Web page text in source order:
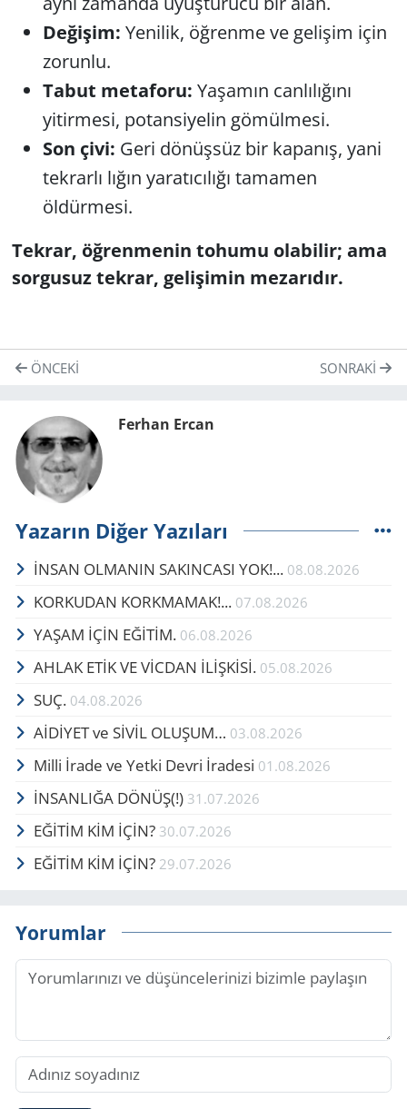
Değişim: Yenilik, öğrenme ve gelişim için
zorunlu.
Tabut metaforu: Yaşamın canlılığını
yitirmesi, potansiyelin gömülmesi.
Son çivi: Geri dönüşsüz bir kapanış, yani
tekrarlı lığın yaratıcılığı tamamen
öldürmesi.
Tekrar, öğrenmenin tohumu olabilir; ama
sorgusuz tekrar, gelişimin mezarıdır.
ÖNCEKI SONRAKI
Ferhan Ercan
Yazarın Diğer Yazıları
İNSAN OLMANIN SAKINCASI YOK!... 08.08.2026
KORKUDAN KORKMAMAK!... 07.08.2026
YAŞAM İÇİN EĞİTİM. 06.08.2026
AHLAK ETİK VE VİCDAN İLİŞKİSİ. 05.08.2026
SUÇ. 04.08.2026
AİDİYET ve SİVİL OLUŞUM… 03.08.2026
Milli İrade ve Yetki Devri İradesi 01.08.2026
İNSANLIĞA DÖNÜŞ(!) 31.07.2026
EĞİTİM KİM İÇİN? 30.07.2026
EĞİTİM KİM İÇİN? 29.07.2026
Yorumlar